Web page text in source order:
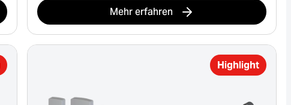
Mehr erfahren
Highlight